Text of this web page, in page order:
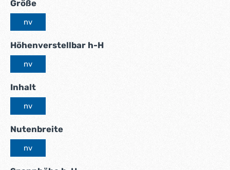
Größeauswählen
nv
Höhenverstellbar h-Hauswählen
nv
Inhaltauswählen
nv
Nutenbreiteauswählen
nv